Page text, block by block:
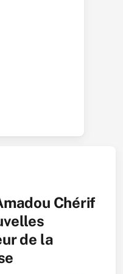
Chérif
de la